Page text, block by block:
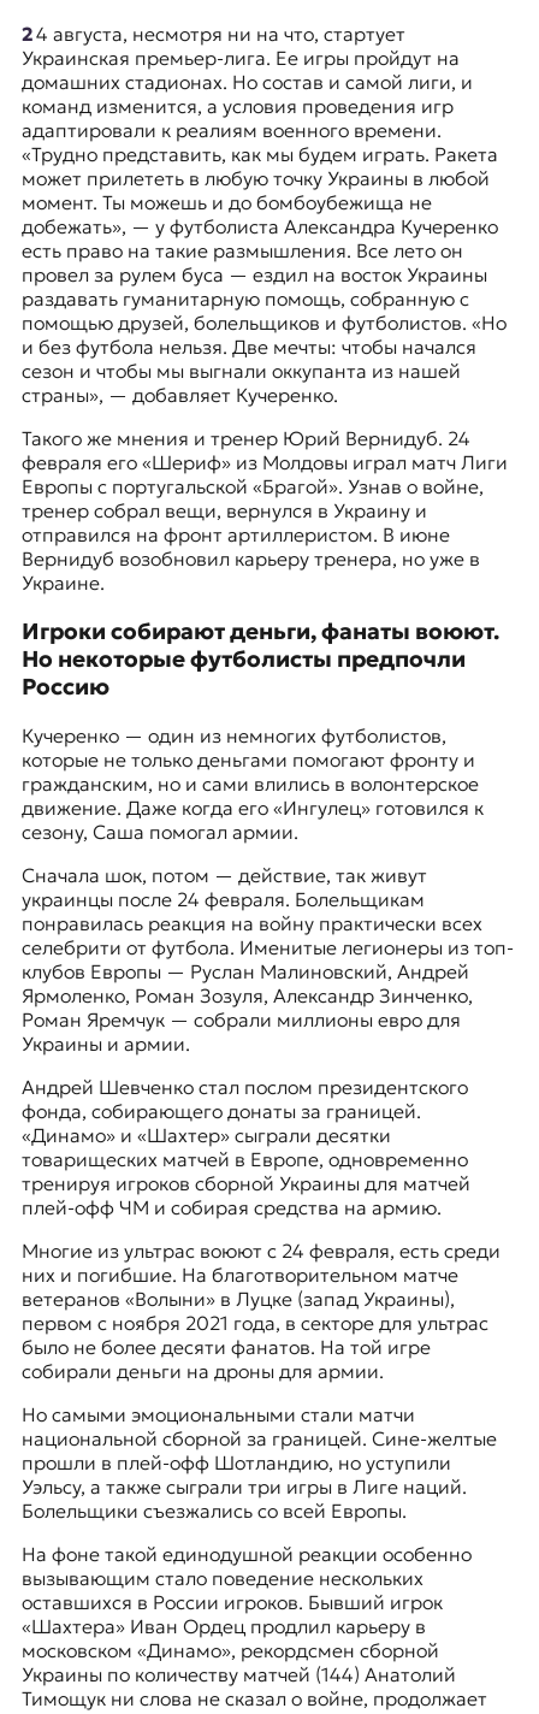
ж
у
р
н
а
л
и
с
т
и
к
а
в
п
е
р
в
о
д
е
и
к
о
т
е
к
т
е
24 августа, несмотря ни на что, стартует
Украинская премьер-лига. Ее игры пройдут на
домашних стадионах. Но состав и самой лиги, и
команд изменится, а условия проведения игр
адаптировали к реалиям военного времени.
«Трудно представить, как мы будем играть. Ракета
может прилететь в любую точку Украины в любой
момент. Ты можешь и до бомбоубежища не
добежать», — у футболиста Александра Кучеренко
есть право на такие размышления. Все лето он
провел за рулем буса — ездил на восток Украины
раздавать гуманитарную помощь, собранную с
помощью друзей, болельщиков и футболистов. «Но
и без футбола нельзя. Две мечты: чтобы начался
сезон и чтобы мы выгнали оккупанта из нашей
страны», — добавляет Кучеренко.
Такого же мнения и тренер Юрий Вернидуб. 24
февраля его «Шериф» из Молдовы играл матч Лиги
Европы с португальской «Брагой». Узнав о войне,
тренер собрал вещи, вернулся в Украину и
отправился на фронт артиллеристом. В июне
Вернидуб возобновил карьеру тренера, но уже в
Украине.
Игроки собирают деньги, фанаты воюют.
Но некоторые футболисты предпочли
Россию
Кучеренко — один из немногих футболистов,
которые не только деньгами помогают фронту и
гражданским, но и сами влились в волонтерское
движение. Даже когда его «Ингулец» готовился к
сезону, Саша помогал армии.
Сначала шок, потом — действие, так живут
украинцы после 24 февраля. Болельщикам
понравилась реакция на войну практически всех
селебрити от футбола. Именитые легионеры из топ-
клубов Европы — Руслан Малиновский, Андрей
Ярмоленко, Роман Зозуля, Александр Зинченко,
Роман Яремчук — собрали миллионы евро для
Украины и армии.
Андрей Шевченко стал послом президентского
фонда, собирающего донаты за границей.
«Динамо» и «Шахтер» сыграли десятки
товарищеских матчей в Европе, одновременно
тренируя игроков сборной Украины для матчей
плей-офф ЧМ и собирая средства на армию.
Многие из ультрас воюют с 24 февраля, есть среди
них и погибшие. На благотворительном матче
ветеранов «Волыни» в Луцке (запад Украины),
первом с ноября 2021 года, в секторе для ультрас
было не более десяти фанатов. На той игре
собирали деньги на дроны для армии.
Но самыми эмоциональными стали матчи
национальной сборной за границей. Сине-желтые
прошли в плей-офф Шотландию, но уступили
Уэльсу, а также сыграли три игры в Лиге наций.
Болельщики съезжались со всей Европы.
На фоне такой единодушной реакции особенно
вызывающим стало поведение нескольких
оставшихся в России игроков. Бывший игрок
«Шахтера» Иван Ордец продлил карьеру в
московском «Динамо», рекордсмен сборной
Украины по количеству матчей (144) Анатолий
Тимощук ни слова не сказал о войне, продолжает